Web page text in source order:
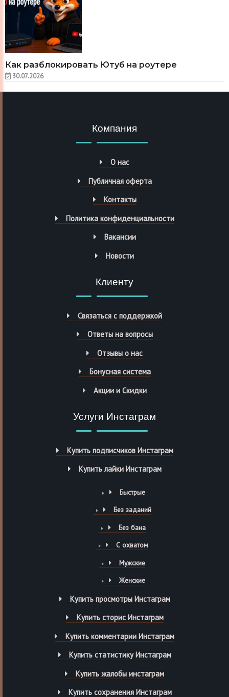
Как разблокировать Ютуб на роутере
30.07.2026
Компания
О нас
Публичная оферта
Контакты
Политика конфиденциальности
Вакансии
Новости
Клиенту
Связаться с поддержкой
Ответы на вопросы
Отзывы о нас
Бонусная система
Акции и Скидки
Услуги Инстаграм
Купить подписчиков Инстаграм
Купить лайки Инстаграм
Быстрые
Без заданий
Без бана
С охватом
Мужские
Женские
Купить просмотры Инстаграм
Купить сторис Инстаграм
Купить комментарии Инстаграм
Купить статистику Инстаграм
Купить жалобы инстаграм
Купить сохранения Инстаграм